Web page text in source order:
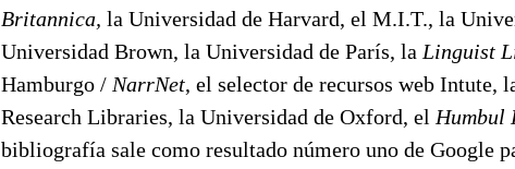
Britannica, la Universidad de Harvard, el M.I.T., la
Universidad Brown, la Universidad de París, la Linguist
Hamburgo / NarrNet, el selector de recursos web Intute,
Research Libraries, la Universidad de Oxford, el Humbul
bibliografía sale como resultado número uno de Google